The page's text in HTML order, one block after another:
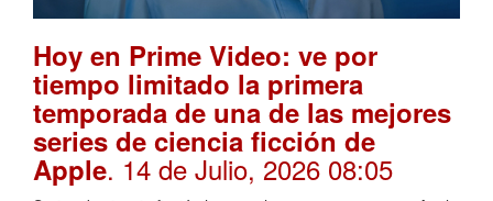
Hoy en Prime Video: ve por
tiempo limitado la primera
temporada de una de las mejores
series de ciencia ficción de
Apple. 14 de Julio, 2026 08:05